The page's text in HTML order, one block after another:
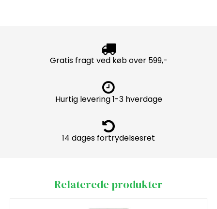
Gratis fragt ved køb over 599,-
Hurtig levering 1-3 hverdage
14 dages fortrydelsesret
Relaterede produkter